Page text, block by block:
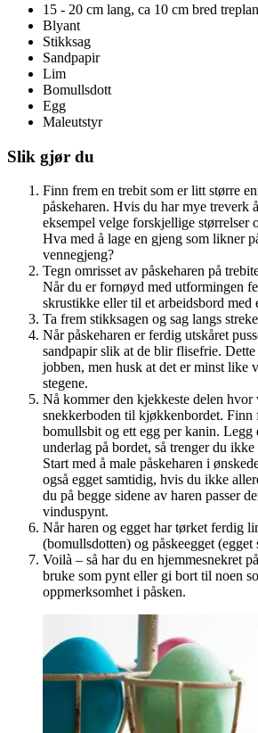
15 - 20 cm lang, ca 10 cm bred
Blyant
Stikksag
Sandpapir
Lim
Bomullsdott
Egg
Maleutstyr
Slik gjør du
Finn frem en trebit som er litt større
påskeharen. Hvis du har mye treverk
eksempel velge forskjellige størrelser
Hva med å lage en gjeng som likner
vennegjeng?
Tegn omrisset av påskeharen på
Når du er fornøyd med utformingen
skrustikke eller til et arbeidsbord med
Ta frem stikksagen og sag langs
Når påskeharen er ferdig utskåret
sandpapir slik at de blir flisefrie.
jobben, men husk at det er minst like
stegene.
Nå kommer den kjekkeste delen
snekkerboden til kjøkkenbordet. Finn
bomullsbit og ett egg per kanin. Legg
underlag på bordet, så trenger du
Start med å male påskeharen i
også egget samtidig, hvis du ikke
du på begge sidene av haren passer
vinduspynt.
Når haren og egget har tørket ferdig
(bomullsdotten) og påskeegget (egget
Voilà – så har du en hjemmesnekret
bruke som pynt eller gi bort til noen
oppmerksomhet i påsken.